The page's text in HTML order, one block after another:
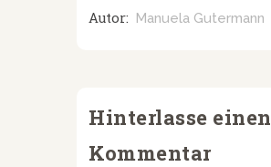
Autor: Manuela Gutermann
Hinterlasse einen
Kommentar